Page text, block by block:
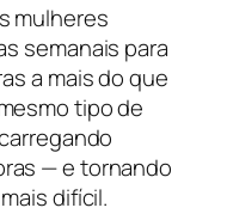
mulheres
semanais para
a mais do que
tipo de
— e tornando
difícil.